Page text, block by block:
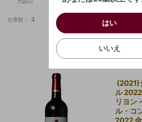
750ml
在庫数： 3
(2021)
ル
リヨン
ル・コ
2022
お買い物を続ける カ
はい
いいえ
/
確認する